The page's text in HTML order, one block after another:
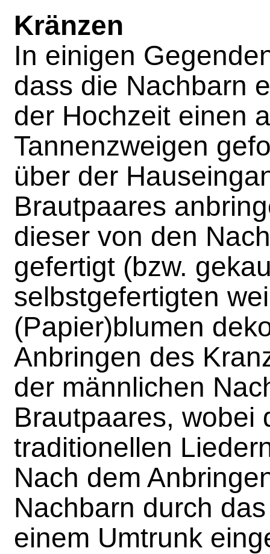
Kränzen
In einigen
dass die Nachbarn
der Hochzeit einen
Tannenzweigen
über der
Brautpaares
dieser von den
gefertigt (bzw.
selbstgefertigten
(Papier)blumen
Anbringen des
der männlichen
Brautpaares, wobei
traditionellen
Nach dem
Nachbarn durch
einem Umtrunk